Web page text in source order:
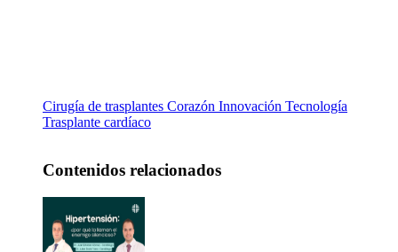
Cirugía de trasplantes Corazón Innovación Tecnología
Trasplante cardíaco
Contenidos relacionados